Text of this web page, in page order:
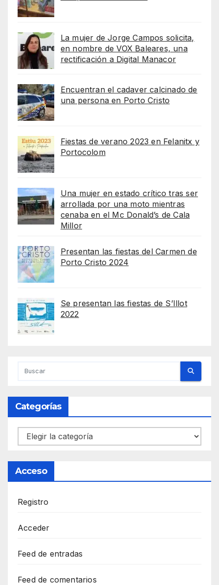
La mujer de Jorge Campos solicita,
en nombre de VOX Baleares, una
rectificación a Digital Manacor
Encuentran el cadaver calcinado de
una persona en Porto Cristo
Fiestas de verano 2023 en Felanitx y
Portocolom
Una mujer en estado crítico tras ser
arrollada por una moto mientras
cenaba en el Mc Donald’s de Cala
Millor
Presentan las fiestas del Carmen de
Porto Cristo 2024
Se presentan las fiestas de S’Illot
2022
Categorías
Categorías
Acceso
Registro
Acceder
Feed de entradas
Feed de comentarios